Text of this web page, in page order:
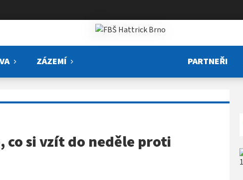
ZÁZEMÍ PARTNEŘI
co si vzít do neděle proti